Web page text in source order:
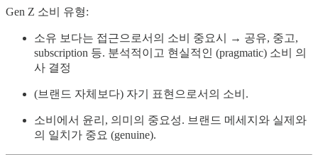
Gen Z 소비 유형:
소유 보다는 접근으로서의 소비 중요시 → 공유, 중고,
subscription 등. 분석적이고 현실적인 (pragmatic) 소비 의
사 결정
(브랜드 자체보다) 자기 표현으로서의 소비.
소비에서 윤리, 의미의 중요성. 브랜드 메세지와 실제와
의 일치가 중요 (genuine).